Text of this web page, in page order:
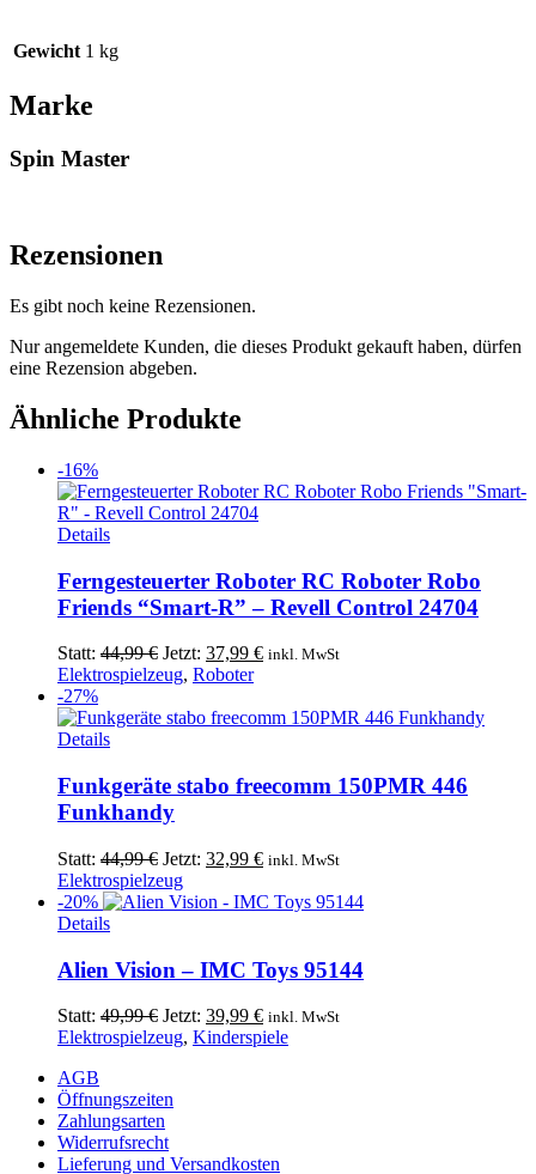
Gewicht 1 kg
Marke
Spin Master
Rezensionen
Es gibt noch keine Rezensionen.
Nur angemeldete Kunden, die dieses Produkt gekauft haben, dürfen
eine Rezension abgeben.
Ähnliche Produkte
-16%
Details
Ferngesteuerter Roboter RC Roboter Robo
Friends “Smart-R” – Revell Control 24704
Statt: 44,99€ Ursprünglicher
Preis
44,99 €
Jetzt: 37,99 €Aktueller
37,99 €.
inkl. MwSt
Elektrospielzeug, Roboter
-27%
Details
Funkgeräte stabo freecomm 150PMR 446
Funkhandy
Statt: 44,99€ Ursprünglicher
Preis
war:
Jetzt: 32,99 €Aktueller
ist:
inkl. MwSt
Elektrospielzeug
-20%
Details
Alien Vision – IMC Toys 95144
Statt: 49,99€ Ursprünglicher
Preis
Jetzt: 39,99 €Aktueller
Preis
inkl. MwSt
Elektrospielzeug, Kinderspiele
AGB
Öffnungszeiten
Zahlungsarten
Widerrufsrecht
Lieferung und Versandkosten